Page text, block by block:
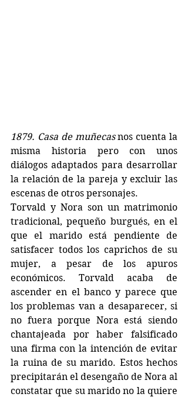
1879. Casa de muñecas nos cuenta la
misma historia pero con unos
diálogos adaptados para desarrollar
la relación de la pareja y excluir las
escenas de otros personajes.
Torvald y Nora son un matrimonio
tradicional, pequeño burgués, en el
que el marido está pendiente de
satisfacer todos los caprichos de su
mujer, a pesar de los apuros
económicos. Torvald acaba de
ascender en el banco y parece que
los problemas van a desaparecer, si
no fuera porque Nora está siendo
chantajeada por haber falsificado
una firma con la intención de evitar
la ruina de su marido. Estos hechos
precipitarán el desengaño de Nora al
constatar que su marido no la quiere